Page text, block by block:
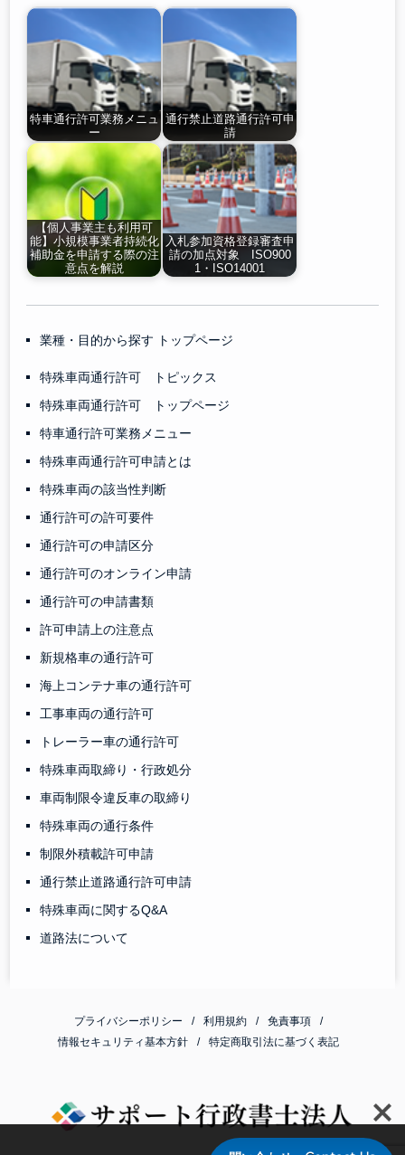
特車通行許可業務メニュ
ー
通行禁止道路通行許可申
請
【個人事業主も利用可
能】小規模事業者持続化
補助金を申請する際の注
意点を解説
入札参加資格登録審査申
請の加点対象 ISO900
1・ISO14001
業種・目的から探す トップページ
特殊車両通行許可 トピックス
特殊車両通行許可 トップページ
特車通行許可業務メニュー
特殊車両通行許可申請とは
特殊車両の該当性判断
通行許可の許可要件
通行許可の申請区分
通行許可のオンライン申請
通行許可の申請書類
許可申請上の注意点
新規格車の通行許可
海上コンテナ車の通行許可
工事車両の通行許可
トレーラー車の通行許可
特殊車両取締り・行政処分
車両制限令違反車の取締り
特殊車両の通行条件
制限外積載許可申請
通行禁止道路通行許可申請
特殊車両に関するQ&A
道路法について
プライバシーポリシー 利用規約
免責事項
情報セキュリティ基本方針
特定商取引法に基づく表記